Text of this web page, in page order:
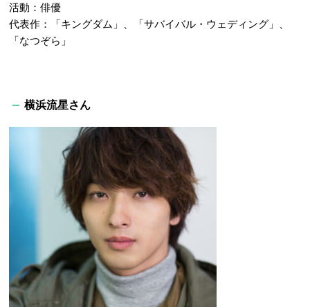
活動：俳優
代表作：「キングダム」、「サバイバル・ウェディング」、
「なつぞら」
横浜流星さん